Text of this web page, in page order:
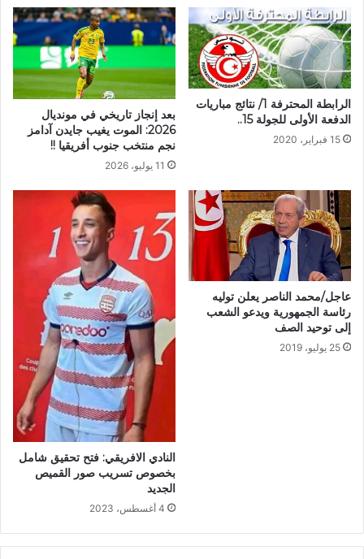
الرابطة المحترفة 1/ نتائج مباريات
الدفعة الأولى للجولة 15..
15 فبراير، 2020
بعد إنجاز تاريخي في مونديال
2026: الموت يغيب جايدن آدامز
نجم منتخب جنوب أفريقيا !!
11 يوليو، 2026
عاجل/محمد الناصر يعلن توليه
رئاسة الجمهورية ويدعو الشعب
إلى توحيد الصف
25 يوليو، 2019
النادي الافريقي: فتح تحقيق شامل
بخصوص تسريب صور القميص
الجديد
4 أغسطس، 2023